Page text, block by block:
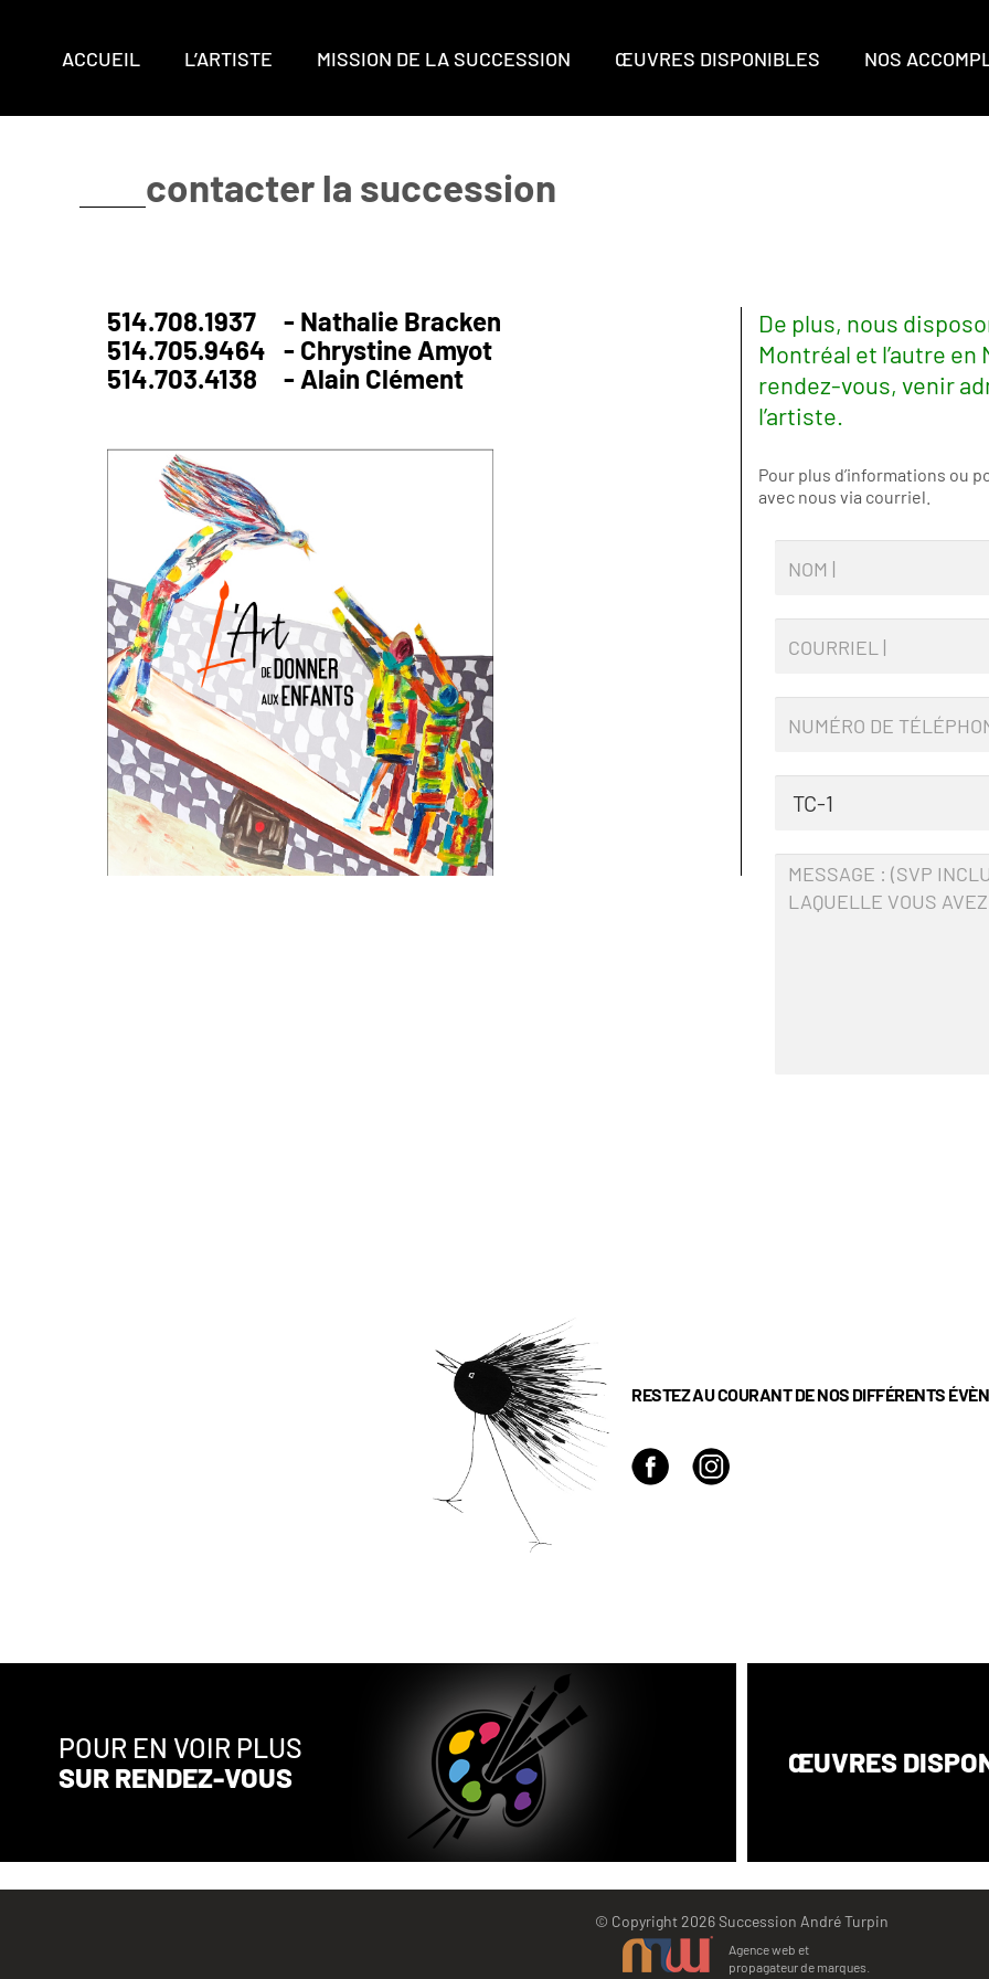
ACCUEIL L’ARTISTE MISSION DE LA SUCCESSION ŒUVRES DISPONIBLES NOS
contacter la succession
514.708.1937
- Nathalie Bracken
514.705.9464 - Chrystine Amyot
514.703.4138
- Alain Clément
De plus, nous
Montréal et l’autre
rendez-vous, venir
l’artiste.
Pour plus d’informations ou
avec nous via courriel.
RESTEZ AU COURANT DE NOS DIFFÉRENTS
POUR EN VOIR PLUS
SUR RENDEZ-VOUS
ŒUVRES
© Copyright 2026 Succession André Turpin
Agence web et
propagateur de marques.